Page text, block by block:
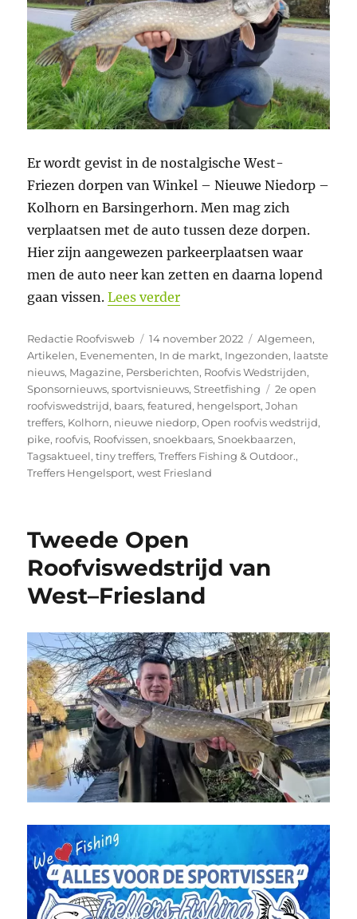
Er wordt gevist in de nostalgische West-
Friezen dorpen van Winkel – Nieuwe Niedorp –
Kolhorn en Barsingerhorn. Men mag zich
verplaatsen met de auto tussen deze dorpen.
Hier zijn aangewezen parkeerplaatsen waar
men de auto neer kan zetten en daarna lopend
gaan vissen.Lees verder“Nog enkele plaatsen vrij
Auteur
Redactie Roofvisweb
Geplaatst
op
14 november 2022 Categorieën
Algemeen,
Artikelen, Evenementen, In de markt, Ingezonden, laatste
nieuws, Magazine, Persberichten, Roofvis Wedstrijden,
Sponsornieuws,sportvisnieuws,Streetfishing Tags
2e open
roofviswedstrijd, baars,featured, hengelsport,Johan
treffers, Kolhorn, nieuwe niedorp,Open roofvis wedstrijd,
pike, roofvis, Roofvissen,snoekbaars,Snoekbaarzen,
Tagsaktueel,tiny treffers,Treffers Fishing & Outdoor.,
Treffers Hengelsport,west Friesland
Tweede Open
Roofviswedstrijd van
West–Friesland